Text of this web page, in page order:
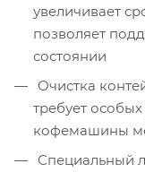
увеличивает
позволяет
состоянии
Очистка
требует
кофемашины
Специальный